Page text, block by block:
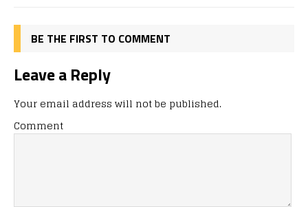
BE THE FIRST TO COMMENT
Leave a Reply
Your email address will not be published.
Comment